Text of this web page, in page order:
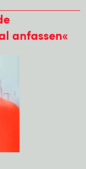
anfassen«